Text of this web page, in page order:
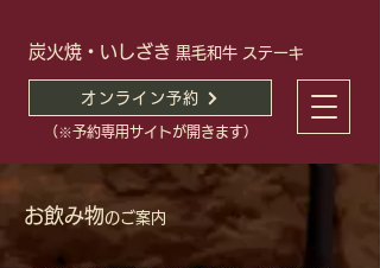
炭火焼・いしざき 黒毛和牛 ステーキ
オンライン予約
（※予約専用サイトが開きます）
お飲み物のご案内